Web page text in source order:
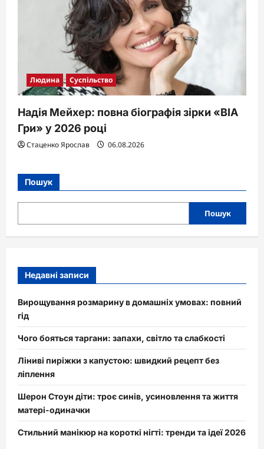
Людина Суспільство
Надія Мейхер: повна біографія зірки «ВІА
Гри» у 2026 році
Стаценко Ярослав 06.08.2026
Пошук
Пошук
Недавні записи
Вирощування розмарину в домашніх умовах: повний
гід
Чого бояться таргани: запахи, світло та слабкості
Ліниві пиріжки з капустою: швидкий рецепт без
ліплення
Шерон Стоун діти: троє синів, усиновлення та життя
матері-одиначки
Стильний манікюр на короткі нігті: тренди та ідеї 2026